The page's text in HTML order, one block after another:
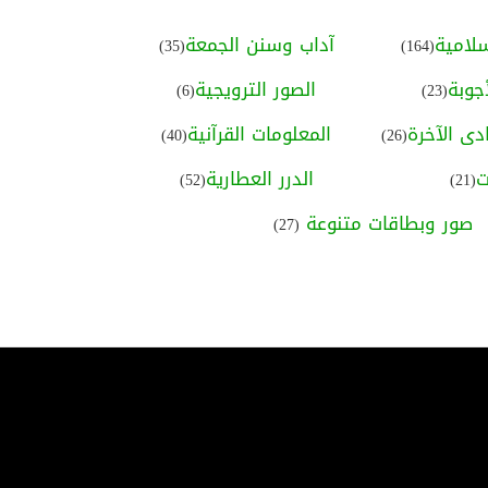
#الصلاة والسلام عليه ﷺ
#ثلاثة أشياء لا تعود
#دعاء الكَرب
#منهج حياة في آية
(164) آداب وسنن الجمعة(35)
(23) الصور الترويجية(6)
الآخرة(26) المعلومات القرآنية(40)
(21) الدرر العطارية(52)
صور وبطاقات متنوعة (27)